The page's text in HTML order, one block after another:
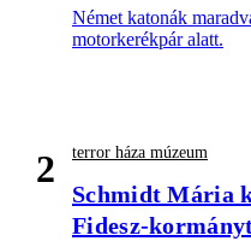
Német katonák
motorkerékpár alatt.
2 terror háza múzeum
Schmidt Mária
Fidesz-